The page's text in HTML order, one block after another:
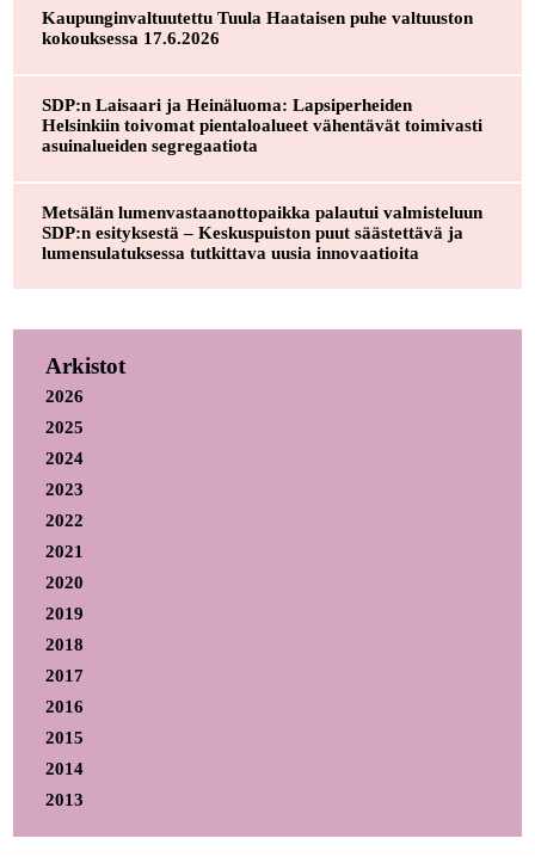
Kaupunginvaltuutettu Tuula Haataisen puhe valtuuston
kokouksessa 17.6.2026
SDP:n Laisaari ja Heinäluoma: Lapsiperheiden
Helsinkiin toivomat pientaloalueet vähentävät toimivasti
asuinalueiden segregaatiota
Metsälän lumenvastaanottopaikka palautui valmisteluun
SDP:n esityksestä – Keskuspuiston puut säästettävä ja
lumensulatuksessa tutkittava uusia innovaatioita
Arkistot
2026
2025
2024
2023
2022
2021
2020
2019
2018
2017
2016
2015
2014
2013